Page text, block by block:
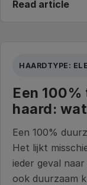
Read article
HAARDTYPE:
Een
haard:
Een 100%
Het lijkt
ieder geval
ook duurzaam